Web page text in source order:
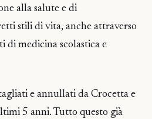
alla salute e di
stili di vita, anche attraverso
di medicina scolastica e
e annullati da Crocetta e
5 anni. Tutto questo già